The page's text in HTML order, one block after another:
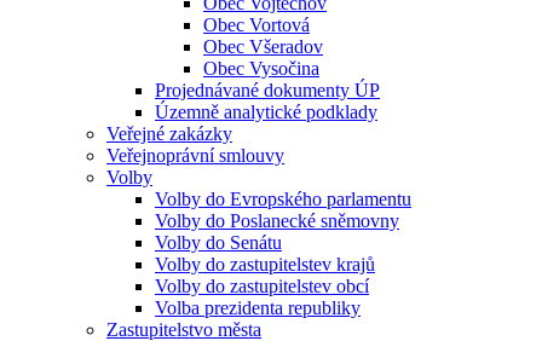
Obec Vortová
Obec Všeradov
Obec Vysočina
Projednávané dokumenty ÚP
Územně analytické podklady
Veřejné zakázky
Veřejnoprávní smlouvy
Volby
Volby do Evropského parlamentu
Volby do Poslanecké sněmovny
Volby do Senátu
Volby do zastupitelstev krajů
Volby do zastupitelstev obcí
Volba prezidenta republiky
Zastupitelstvo města